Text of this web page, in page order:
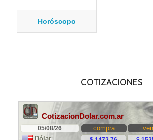
Horóscopo
COTIZACIONES